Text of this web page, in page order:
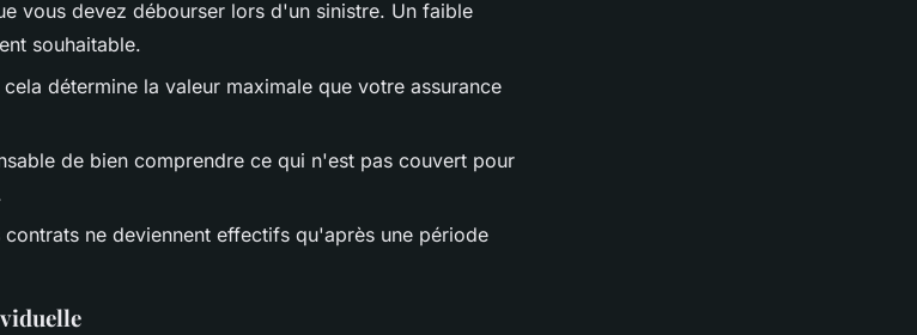
vous devez débourser lors d'un sinistre. Un faible
souhaitable.
cela détermine la valeur maximale que votre assurance
de bien comprendre ce qui n'est pas couvert pour
contrats ne deviennent effectifs qu'après une période